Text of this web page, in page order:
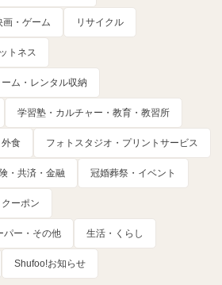
・ゲーム リサイクル
トネス
ム・レンタル収納
学習塾・カルチャー・教育・教習所
食 フォトスタジオ・プリントサービス
・共済・金融 冠婚葬祭・イベント
ーポン
パー・その他 生活・くらし
Shufoo!お知らせ